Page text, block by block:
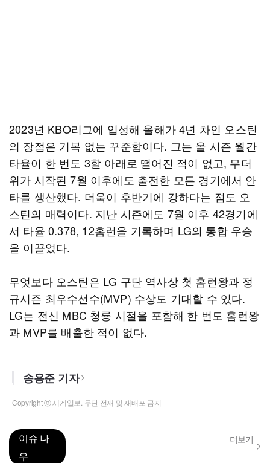
2023년 KBO리그에 입성해 올해가 4년 차인 오스틴
의 장점은 기복 없는 꾸준함이다. 그는 올 시즌 월간
타율이 한 번도 3할 아래로 떨어진 적이 없고, 무더
위가 시작된 7월 이후에도 출전한 모든 경기에서 안
타를 생산했다. 더욱이 후반기에 강하다는 점도 오
스틴의 매력이다. 지난 시즌에도 7월 이후 42경기에
서 타율 0.378, 12홈런을 기록하며 LG의 통합 우승
을 이끌었다.
무엇보다 오스틴은 LG 구단 역사상 첫 홈런왕과 정
규시즌 최우수선수(MVP) 수상도 기대할 수 있다.
LG는 전신 MBC 청룡 시절을 포함해 한 번도 홈런왕
과 MVP를 배출한 적이 없다.
송용준 기자
Copyright ⓒ 세계일보. 무단 전재 및 재배포 금지
이슈 나
우
더보기